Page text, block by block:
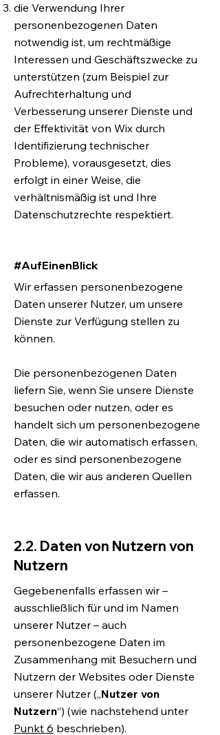
die Verwendung Ihrer
personenbezogenen Daten
notwendig ist, um rechtmäßige
Interessen und Geschäftszwecke zu
unterstützen (zum Beispiel zur
Aufrechterhaltung und
Verbesserung unserer Dienste und
der Effektivität von Wix durch
Identifizierung technischer
Probleme), vorausgesetzt, dies
erfolgt in einer Weise, die
verhältnismäßig ist und Ihre
Datenschutzrechte respektiert.
#AufEinenBlick
Wir erfassen personenbezogene
Daten unserer Nutzer, um unsere
Dienste zur Verfügung stellen zu
können.
Die personenbezogenen Daten
liefern Sie, wenn Sie unsere Dienste
besuchen oder nutzen, oder es
handelt sich um personenbezogene
Daten, die wir automatisch erfassen,
oder es sind personenbezogene
Daten, die wir aus anderen Quellen
erfassen.
2.2. Daten von Nutzern von
Nutzern
Gegebenenfalls erfassen wir –
ausschließlich für und im Namen
unserer Nutzer – auch
personenbezogene Daten im
Zusammenhang mit Besuchern und
Nutzern der Websites oder Dienste
unserer Nutzer („Nutzer von
Nutzern“) (wie nachstehend unter
Punkt 6 beschrieben).